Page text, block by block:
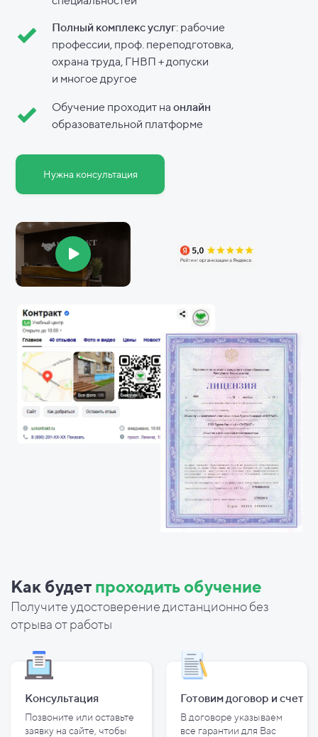
Нужна консультация
Обучение проходит наонлайн
образовательной платформе
Полный комплекс услуг: рабочие
профессии, проф. переподготовка,
охрана труда, ГНВП + допуски
и многое другое
Как будет проходить обучение
Получите удостоверение дистанционно без
отрыва от работы
Консультация
Позвоните или оставьте
заявку на сайте, чтобы
Готовим договор и счет
В договоре указываем
все гарантии для Вас